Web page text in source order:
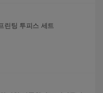
린팅 투피스 세트